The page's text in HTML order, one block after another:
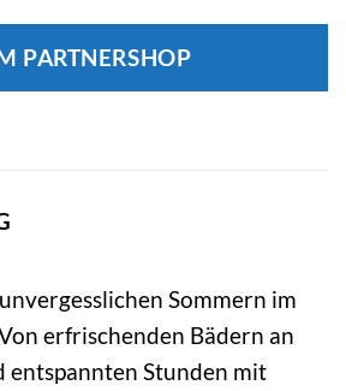
PARTNERSHOP
Sommern im
erfrischenden Bädern an
entspannten Stunden mit